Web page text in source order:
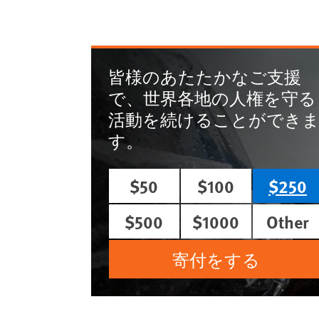
皆様のあたたかなご支援
で、世界各地の人権を守る
活動を続けることができま
す。
$50
$100
$250
$500
$1000
Other
寄付をする